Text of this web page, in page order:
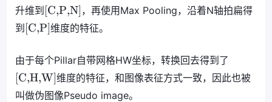
升维到[C,P,N] ，再使用Max Pooling，沿着N轴拍扁得
到[C,P]维度的特征。
由于每个Pillar自带网格HW坐标，转换回去得到了
[C,H,W]维度的特征，和图像表征方式一致，因此也被
叫做伪图像Pseudo image。